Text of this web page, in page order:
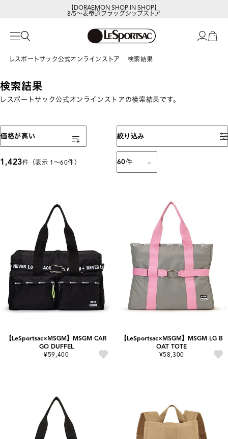
【DORAEMON SHOP IN SHOP】
8/5～表参道フラッグシップストア
レスポートサック公式オンラインストア 検索結果
検索結果
レスポートサック公式オンラインストアの検索結果です。
絞り込み
1,423件（表示 1〜60件） 60件
表示順
価格が高い
【LeSportsac×MSGM】MSGM CAR
GO DUFFEL
¥59,400
【LeSportsac×MSGM】MSGM LG B
OAT TOTE
¥58,300